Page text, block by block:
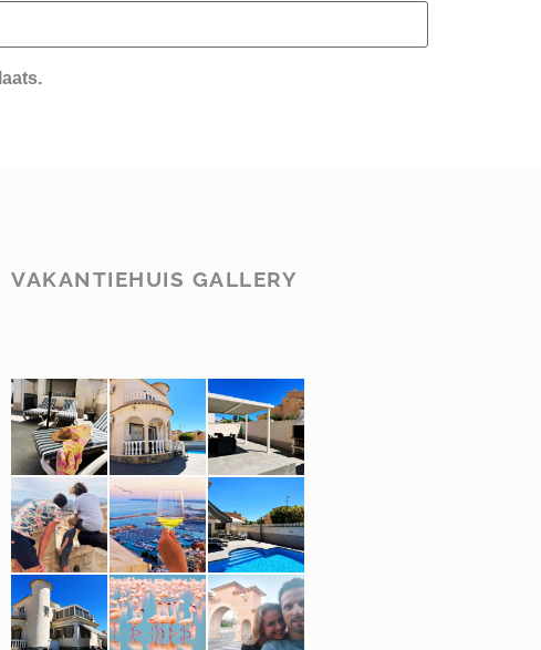
VAKANTIEHUIS GALLERY